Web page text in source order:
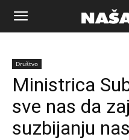
Naša
riječ
Društvo
Ministrica
sve nas da
suzbijanju